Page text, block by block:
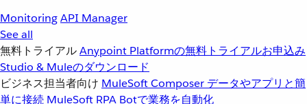
MonitoringAPI Manager
See all
無料トライアルAnypoint Platformの無料トライアルお申込み
Studio & Muleのダウンロード
ビジネス担当者向け MuleSoft Composer データやアプリと簡
単に接続 MuleSoft RPA Botで業務を自動化